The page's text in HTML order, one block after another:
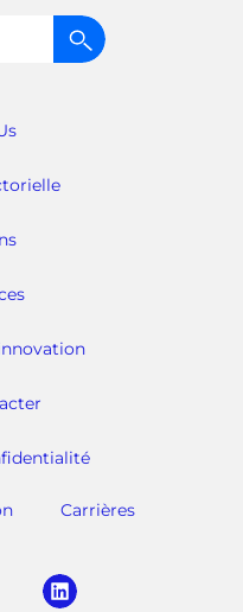
Carrières